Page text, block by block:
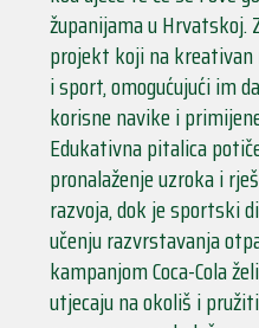
županijama u Hrvatskoj.
projekt koji na kreativan
i sport, omogućujući im
korisne navike i
Edukativna pitalica
pronalaženje uzroka i
razvoja, dok je sportski
učenju razvrstavanja
kampanjom Coca-Cola
utjecaju na okoliš i